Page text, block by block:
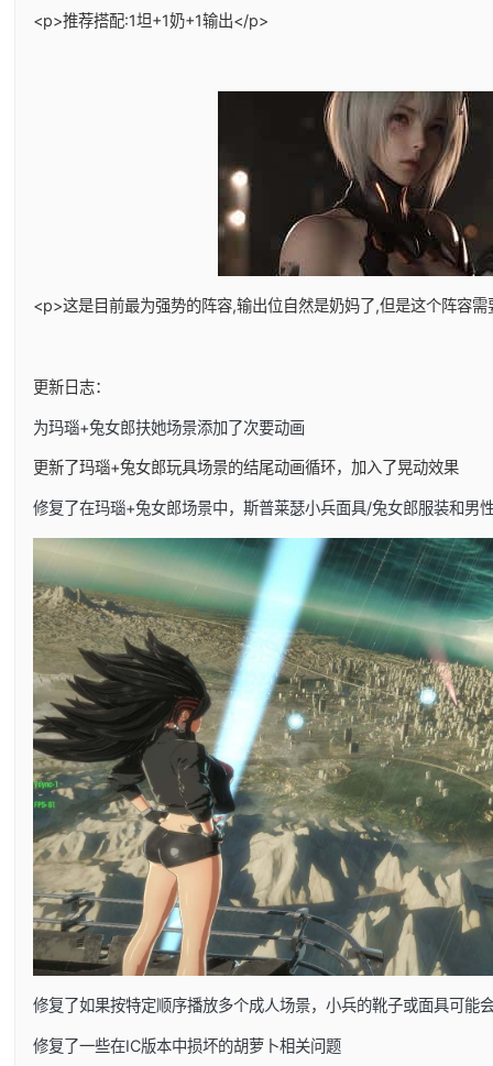
<p>推荐搭配:1坦+1奶+1输出</p>
<p>这是目前最为强势的阵容,输出位自然是奶妈了,但是这个阵容
更新日志：
为玛瑙+兔女郎扶她场景添加了次要动画
更新了玛瑙+兔女郎玩具场景的结尾动画循环，加入了晃动效果
修复了在玛瑙+兔女郎场景中，斯普莱瑟小兵面具/兔女郎服装和男
修复了如果按特定顺序播放多个成人场景，小兵的靴子或面具可能
修复了一些在IC版本中损坏的胡萝卜相关问题